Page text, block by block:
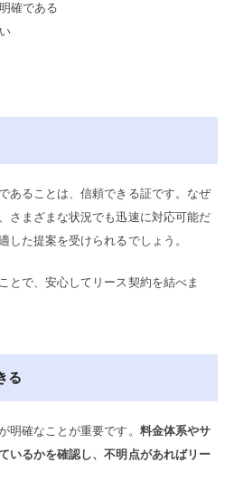
確である
あることは、信頼できる証です。なぜ
さまざまな状況でも迅速に対応可能だ
した提案を受けられるでしょう。
とで、安心してリース契約を結べま
る
明確なことが重要です。 料金体系やサ
いるかを確認し、不明点があればリー